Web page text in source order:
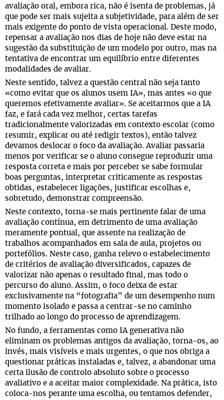
avaliação oral, embora rica, não é isenta de problemas, já
que pode ser mais sujeita a subjetividade, para além de ser
mais exigente do ponto de vista operacional. Deste modo,
repensar a avaliação nos dias de hoje não deve estar na
sugestão da substituição de um modelo por outro, mas na
tentativa de encontrar um equilíbrio entre diferentes
modalidades de avaliar.
Neste sentido, talvez a questão central não seja tanto
«como evitar que os alunos usem IA», mas antes «o que
queremos efetivamente avaliar». Se aceitarmos que a IA
faz, e fará cada vez melhor, certas tarefas
tradicionalmente valorizadas em contexto escolar (como
resumir, explicar ou até redigir textos), então talvez
devamos deslocar o foco da avaliação. Avaliar passaria
menos por verificar se o aluno consegue reproduzir uma
resposta correta e mais por perceber se sabe formular
boas perguntas, interpretar criticamente as respostas
obtidas, estabelecer ligações, justificar escolhas e,
sobretudo, demonstrar compreensão.
Neste contexto, torna-se mais pertinente falar de uma
avaliação contínua, em detrimento de uma avaliação
meramente pontual, que assente na realização de
trabalhos acompanhados em sala de aula, projetos ou
portefólios. Neste caso, ganha relevo o estabelecimento
de critérios de avaliação diversificados, capazes de
valorizar não apenas o resultado final, mas todo o
percurso do aluno. Assim, o foco deixa de estar
exclusivamente na “fotografia” de um desempenho num
momento isolado e passa a centrar-se no caminho
trilhado ao longo do processo de aprendizagem.
No fundo, a ferramentas como IA generativa não
eliminam os problemas antigos da avaliação, torna-os, ao
invés, mais visíveis e mais urgentes, o que nos obriga a
questionar práticas instaladas e, talvez, a abandonar uma
certa ilusão de controlo absoluto sobre o processo
avaliativo e a aceitar maior complexidade. Na prática, isto
coloca-nos perante uma escolha, ou tentamos defender,